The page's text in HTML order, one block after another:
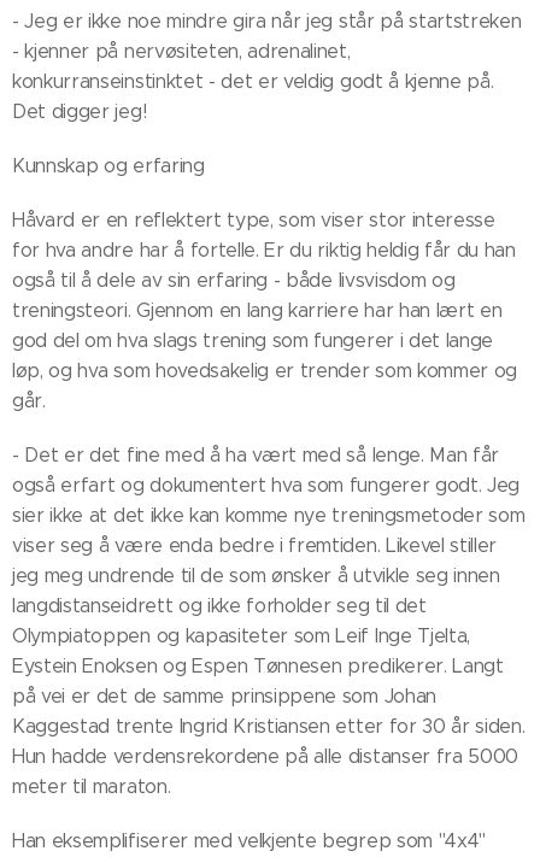
- Jeg er ikke noe mindre gira når jeg står på startstreken
- kjenner på nervøsiteten, adrenalinet,
konkurranseinstinktet - det er veldig godt å kjenne på.
Det digger jeg!
Kunnskap og erfaring
Håvard er en reflektert type, som viser stor interesse
for hva andre har å fortelle. Er du riktig heldig får du han
også til å dele av sin erfaring - både livsvisdom og
treningsteori. Gjennom en lang karriere har han lært en
god del om hva slags trening som fungerer i det lange
løp, og hva som hovedsakelig er trender som kommer og
går.
- Det er det fine med å ha vært med så lenge. Man får
også erfart og dokumentert hva som fungerer godt. Jeg
sier ikke at det ikke kan komme nye treningsmetoder som
viser seg å være enda bedre i fremtiden. Likevel stiller
jeg meg undrende til de som ønsker å utvikle seg innen
langdistanseidrett og ikke forholder seg til det
Olympiatoppen og kapasiteter som Leif Inge Tjelta,
Eystein Enoksen og Espen Tønnesen predikerer. Langt
på vei er det de samme prinsippene som Johan
Kaggestad trente Ingrid Kristiansen etter for 30 år siden.
Hun hadde verdensrekordene på alle distanser fra 5000
meter til maraton.
Han eksemplifiserer med velkjente begrep som "4x4"